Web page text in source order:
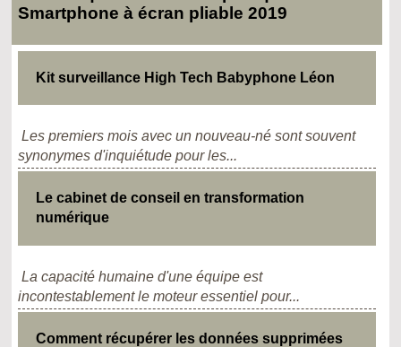
Smartphone à écran pliable 2019
Kit surveillance High Tech Babyphone Léon
Les premiers mois avec un nouveau-né sont souvent
synonymes d'inquiétude pour les...
Le cabinet de conseil en transformation
numérique
La capacité humaine d'une équipe est
incontestablement le moteur essentiel pour...
Comment récupérer les données supprimées